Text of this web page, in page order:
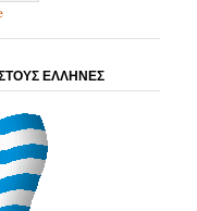
ΕΛΛΗΝΕΣ